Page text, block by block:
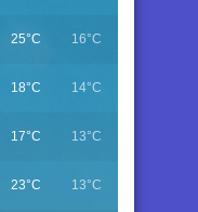
25°C 16°C
18°C 14°C
17°C 13°C
23°C 13°C